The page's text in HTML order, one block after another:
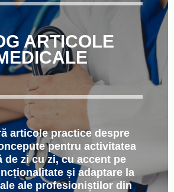
ARTICOLE
articole practice despre
pentru activitatea
de zi cu zi, cu accent pe
și adaptare la
ale profesioniștilor din